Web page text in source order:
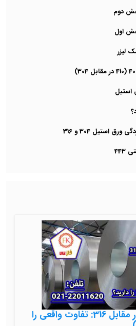
استیل
استیل 304 و 316
ورق استیل 304 در مقابل 316: تفاوت واقعی را